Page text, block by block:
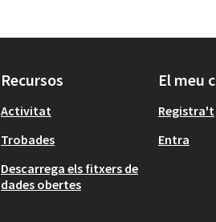
Recursos
Activitat
Trobades
Descarrega els fitxers de
dades obertes
El meu
Registra't
Entra